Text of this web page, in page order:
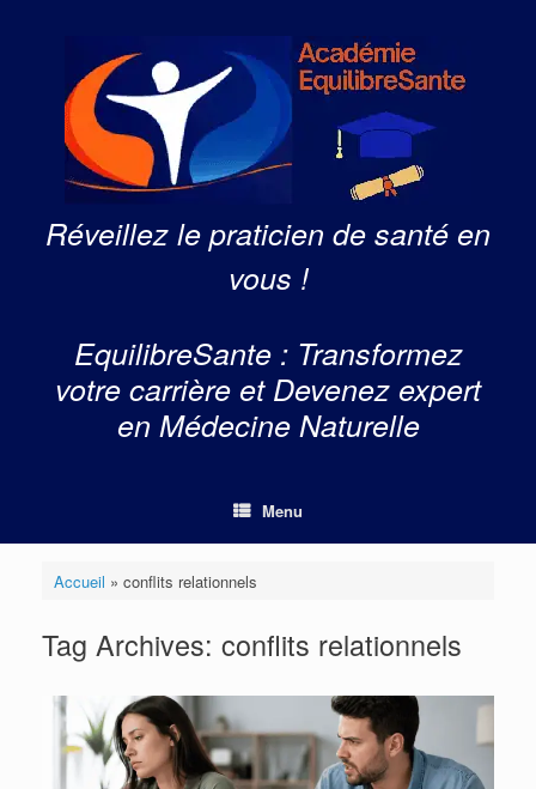
Réveillez le praticien de santé en
vous !
EquilibreSante : Transformez
votre carrière et Devenez expert
en Médecine Naturelle
Menu
Accueil » conflits relationnels
Tag Archives: conflits relationnels